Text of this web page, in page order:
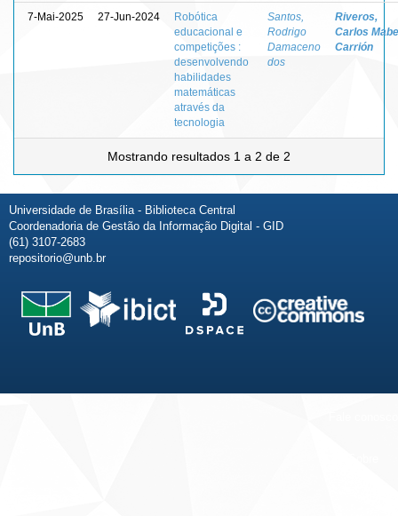
7-Mai-2025 27-Jun-2024
Robótica
educacional e
competições :
desenvolvendo
habilidades
matemáticas
através da
tecnologia
Santos,
Rodrigo
Damaceno
dos
Riveros,
Carlos
Carrión
Mostrando resultados 1 a 2 de 2
Universidade de Brasília - Biblioteca Central
Coordenadoria de Gestão da Informação Digital - GID
(61) 3107-2683
repositorio@unb.br